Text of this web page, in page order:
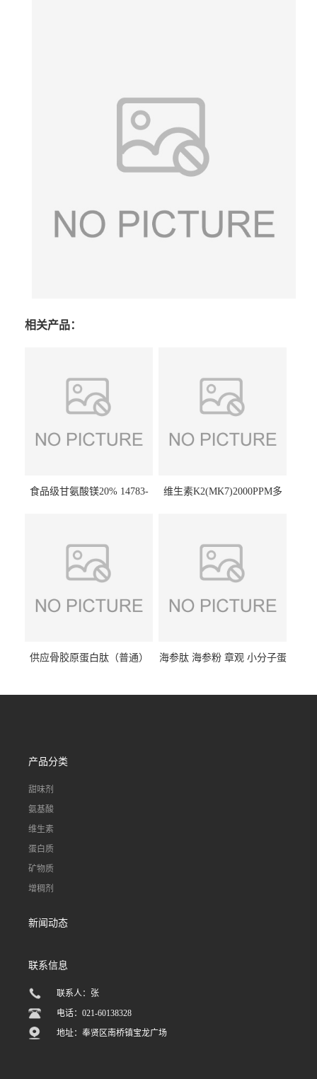
相关产品：
食品级甘氨酸镁20% 14783-
维生素K2(MK7)2000PPM多
供应骨胶原蛋白肽（普通）
海参肽 海参粉 章观 小分子蛋
产品分类
甜味剂
氨基酸
维生素
蛋白质
矿物质
增稠剂
新闻动态
联系信息
联系人：张
电话：021-60138328
地址：奉贤区南桥镇宝龙广场